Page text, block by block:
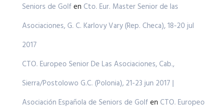
Seniors de Golf en Cto. Eur. Master Senior de las
Asociaciones, G. C. Karlovy Vary (Rep. Checa), 18-20 jul
2017
CTO. Europeo Senior De Las Asociaciones, Cab.,
Sierra/Postolowo G.C. (Polonia), 21-23 jun 2017 |
Asociación Española de Seniors de Golf en CTO. Europeo